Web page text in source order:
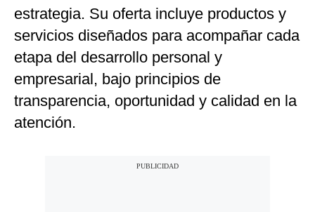
estrategia. Su oferta incluye productos y
servicios diseñados para acompañar cada
etapa del desarrollo personal y
empresarial, bajo principios de
transparencia, oportunidad y calidad en la
atención.